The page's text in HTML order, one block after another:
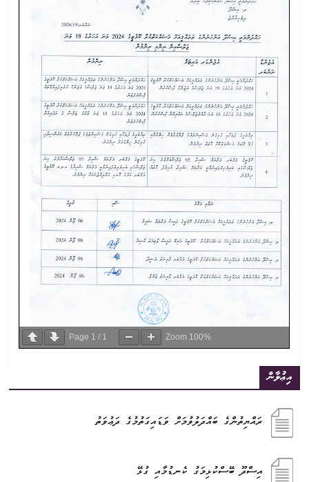
Page 1 / 1 Zoom 100%
އިޢުލާން
ރައްޔިތުންގެ ބައްދަލުވުމަށް ވަޑައިގަތުމުގެ ދަޢުވަތު
އިސްދޫ ބޭސްކުޅިމަގު ކެނޑުމާއި ގުޅޭ